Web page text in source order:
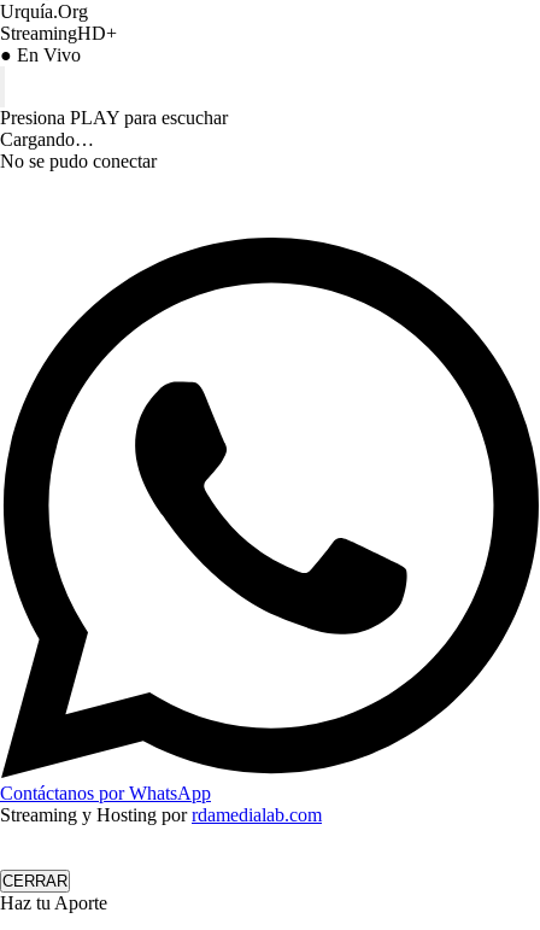
Urquía.Org
StreamingHD+
● En Vivo
Presiona PLAY para escuchar
Cargando…
No se pudo conectar
Contáctanos por WhatsApp
Streaming y Hosting porrdamedialab.com
CERRAR
Haz tu Aporte